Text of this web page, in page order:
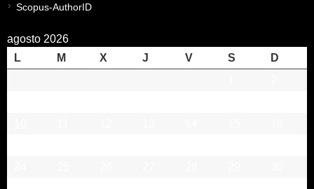
Scopus-AuthorID
agosto 2026
L
M X J V S
D